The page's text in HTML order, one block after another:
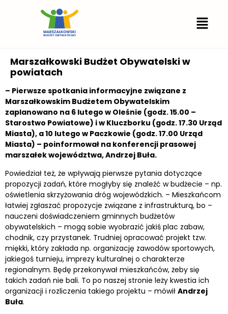
Marszałkowski Budżet Obywatelski w
powiatach
– Pierwsze spotkania informacyjne związane z
Marszałkowskim Budżetem Obywatelskim
zaplanowano na 6 lutego w Oleśnie (godz. 15.00 –
Starostwo Powiatowe) i w Kluczborku (godz. 17.30 Urząd
Miasta), a 10 lutego w Paczkowie (godz. 17.00 Urząd
Miasta) – poinformował na konferencji prasowej
marszałek województwa, Andrzej Buła.
Powiedział też, że wpływają pierwsze pytania dotyczące
propozycji zadań, które mogłyby się znaleźć w budżecie – np.
oświetlenia skrzyżowania dróg wojewódzkich. – Mieszkańcom
łatwiej zgłaszać propozycje związane z infrastrukturą, bo –
nauczeni doświadczeniem gminnych budżetów
obywatelskich – mogą sobie wyobrazić jakiś plac zabaw,
chodnik, czy przystanek. Trudniej opracować projekt tzw.
miękki, który zakłada np. organizację zawodów sportowych,
jakiegoś turnieju, imprezy kulturalnej o charakterze
regionalnym. Będę przekonywał mieszkańców, żeby się
takich zadań nie bali. To po naszej stronie leży kwestia ich
organizacji i rozliczenia takiego projektu – mówił Andrzej
Buła.